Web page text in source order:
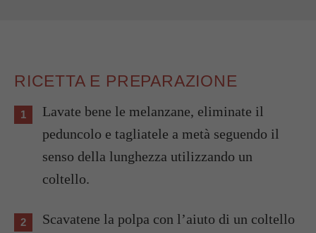
RICETTA E PREPARAZIONE
Lavate bene le melanzane, eliminate il
peduncolo e tagliatele a metà seguendo il
senso della lunghezza utilizzando un
coltello.
Scavatene la polpa con l’aiuto di un coltello